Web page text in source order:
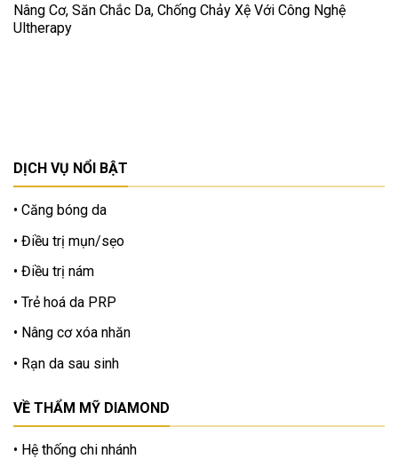
Nâng Cơ, Săn Chắc Da, Chống Chảy Xệ Với Công Nghệ
Ultherapy
DỊCH VỤ NỔI BẬT
Căng bóng da
Điều trị mụn/sẹo
Điều trị nám
Trẻ hoá da PRP
Nâng cơ xóa nhăn
Rạn da sau sinh
VỀ THẨM MỸ DIAMOND
Hệ thống chi nhánh